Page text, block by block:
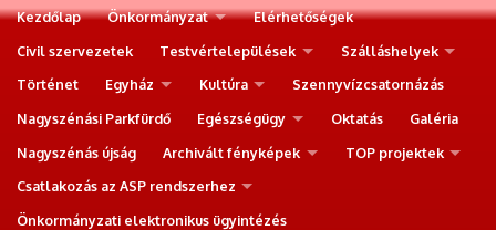
Kezdőlap Önkormányzat
Elérhetőségek
Civil szervezetek
Testvértelepülések
Szálláshelyek
Történet
Egyház Kultúra
Szennyvízcsatornázás
Nagyszénási Parkfürdő
Egészségügy Oktatás
Galéria
Nagyszénás újság
Archivált fényképek
TOP projektek
Csatlakozás az ASP rendszerhez
Önkormányzati elektronikus ügyintézés